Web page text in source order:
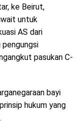
ke Beirut,
untuk
AS dari
pasukan C-
bayi
hukum yang